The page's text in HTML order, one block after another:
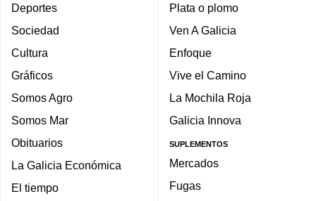
Deportes
Sociedad
Cultura
Gráficos
Somos Agro
Somos Mar
Obituarios
La Galicia Económica
El tiempo
Plata o plomo
Ven A Galicia
Enfoque
Vive el Camino
La Mochila Roja
Galicia Innova
SUPLEMENTOS
Mercados
Fugas